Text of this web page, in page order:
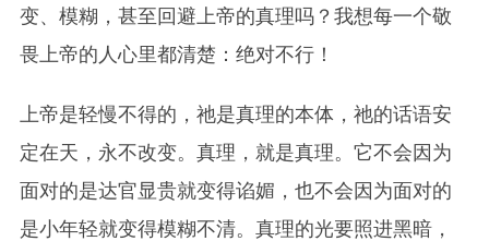
变、模糊，甚至回避上帝的真理吗？我想每一个敬
畏上帝的人心里都清楚：绝对不行！
上帝是轻慢不得的，祂是真理的本体，祂的话语安
定在天，永不改变。真理，就是真理。它不会因为
面对的是达官显贵就变得谄媚，也不会因为面对的
是小年轻就变得模糊不清。真理的光要照进黑暗，